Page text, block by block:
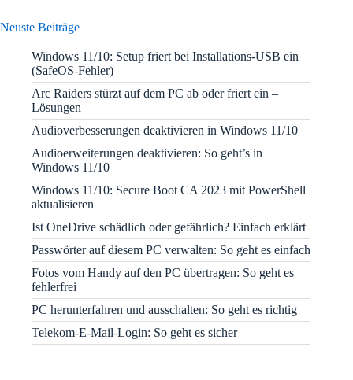
Neuste Beiträge
Windows 11/10: Setup friert bei Installations-USB ein
(SafeOS-Fehler)
Arc Raiders stürzt auf dem PC ab oder friert ein –
Lösungen
Audioverbesserungen deaktivieren in Windows 11/10
Audioerweiterungen deaktivieren: So geht’s in
Windows 11/10
Windows 11/10: Secure Boot CA 2023 mit PowerShell
aktualisieren
Ist OneDrive schädlich oder gefährlich? Einfach erklärt
Passwörter auf diesem PC verwalten: So geht es einfach
Fotos vom Handy auf den PC übertragen: So geht es
fehlerfrei
PC herunterfahren und ausschalten: So geht es richtig
Telekom-E-Mail-Login: So geht es sicher